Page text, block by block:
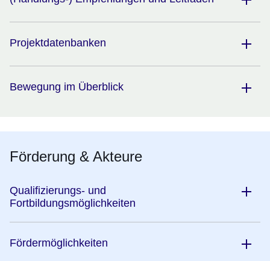
Projektdatenbanken
Bewegung im Überblick
Förderung & Akteure
Qualifizierungs- und
Fortbildungsmöglichkeiten
Fördermöglichkeiten